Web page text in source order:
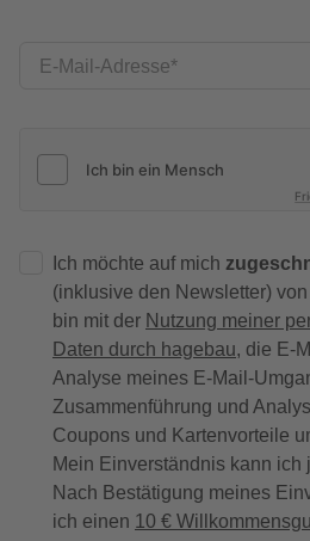
E-Mail-Adresse
Ich möchte auf mich
(inklusive den Newsletter)
bin mit der Nutzung meiner
Daten durch hagebau, die E-
Analyse meines E-Mail-
Zusammenführung und
Coupons und Kartenvorteile
Mein Einverständnis kann ich
Nach Bestätigung meines
ich einen 10 €